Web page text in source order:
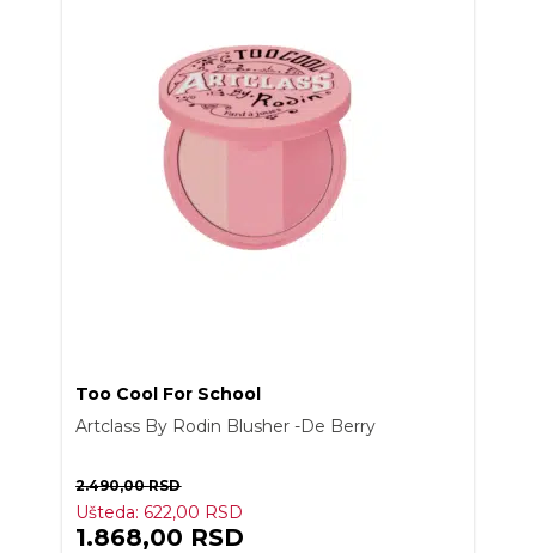
Too Cool For School
Artclass By Rodin Blusher -De Berry
2.490,00RSD
Ušteda: 622,00 RSD
1.868,00 RSD